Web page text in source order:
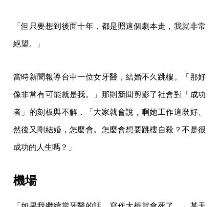
「但只要想到後面十年，都是照這個劇本走，我就非常
絕望。」
當時新聞報導台中一位女牙醫，結婚不久跳樓。「那好
像非常有可能就是我。」那則新聞剪影了社會對「成功
者」的刻板與不解，「大家就會說，啊她工作這麼好、
然後又剛結婚，怎麼會。怎麼會想要跳樓自殺？不是很
成功的人生嗎？」
機場